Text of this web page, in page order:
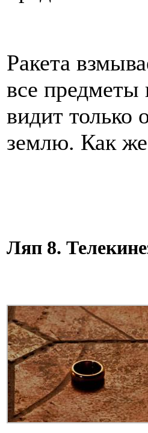
Ракета
все предметы
видит только
землю. Как же
Ляп 8.